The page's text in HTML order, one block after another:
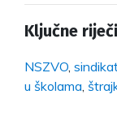
Ključne
NSZVO
u školama